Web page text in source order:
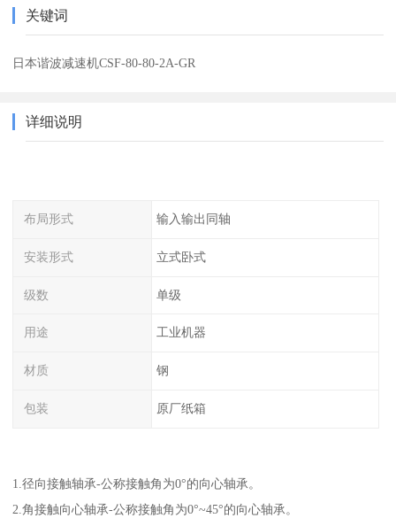
关键词
日本谐波减速机CSF-80-80-2A-GR
详细说明
布局形式 输入输出同轴
安装形式 立式卧式
级数 单级
用途 工业机器
材质 钢
包装 原厂纸箱
1.径向接触轴承-公称接触角为0°的向心轴承。
2.角接触向心轴承-公称接触角为0°~45°的向心轴承。